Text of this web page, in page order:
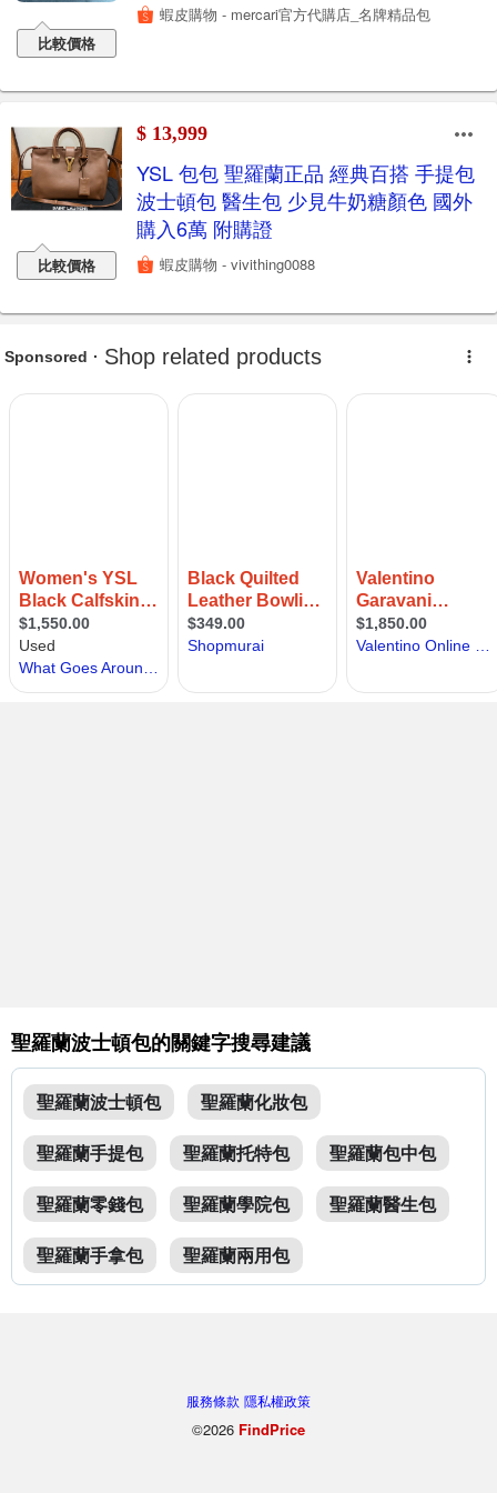
比較價格
蝦皮購物 - mercari官方代購店_名牌精品包
比較價格
$ 13,999
YSL 包包 聖羅蘭正品 經典百搭 手提包
波士頓包 醫生包 少見牛奶糖顏色 國外
購入6萬 附購證
蝦皮購物 - vivithing0088
聖羅蘭波士頓包的關鍵字搜尋建議
聖羅蘭波士頓包
聖羅蘭化妝包
聖羅蘭手提包
聖羅蘭托特包
聖羅蘭包中包
聖羅蘭零錢包
聖羅蘭學院包
聖羅蘭醫生包
聖羅蘭手拿包
聖羅蘭兩用包
服務條款 隱私權政策
©2026 FindPrice